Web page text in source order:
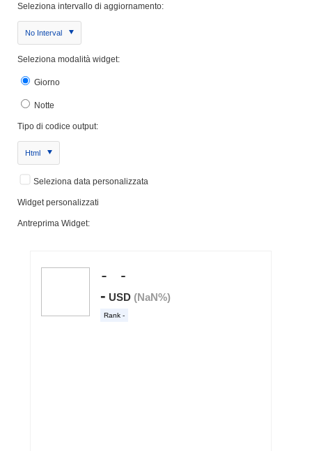
Seleziona intervallo di aggiornamento:
No Interval
Seleziona modalità widget:
Giorno
Notte
Tipo di codice output:
Html
Seleziona data personalizzata
Widget personalizzati
Antreprima Widget: